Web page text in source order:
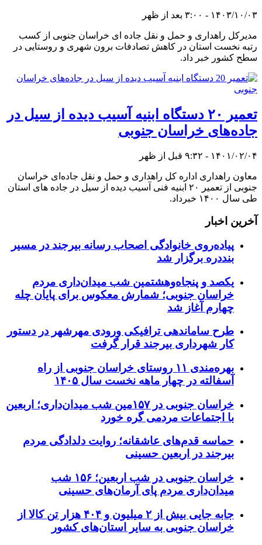
۱۴۰۳/۱۰/۰۳ - ۳:۰۰ بعد از ظهر
مدیرکل راهداری و حمل و نقل جاده ای خراسان جنوبی از کسب
رتبه نخست استان در کاهش تصادفات برون شهری و روستایی در
سطح کشور خبر داد.
تعمیر ۲۰ دستگاه ابنیه آسیب دیده از سیل در
جاده‌های خراسان جنوبی
۱۴۰۱/۰۲/۰۴ - ۹:۳۲ قبل از ظهر
معاون راهداری اداره کل راهداری و حمل و نقل جاده‌ای خراسان
جنوبی از تعمیر ۲۰ ابنیه فنی آسیب دیده از سیل در جاده های استان
طی سال ۱۴۰۰ خبرداد.
آخرین اخبار
پیاده‌روی خانوادگی اصحاب رسانه بیرجند در مسیر
بنددره برگزار شد
یکصد و پنجاه‌وهشتمین شب میدان‌داری مردم
خراسان جنوبی؛ شمارش معکوس برای پایان چله
چهارم آغاز شد
طرح ساماندهی ترافیکی ورودی مهرشهر در دستور
کار شهرداری بیرجند قرار گرفت
بهره‌مندی ۱۱ روستای خراسان جنوبی از راه
آسفالته در چهار ماهه نخست سال ۱۴۰۵
خراسان جنوبی در ۱۵۷مین شب میدان‌داری؛ اربعین
با اجتماعات مردمی گره خورد
حماسه قدم‌های عاشقانه؛ روایت دلدادگی مردم
بیرجند در اربعین حسینی
خراسان جنوبی در شب اربعین؛ ۱۵۶ شب
میدان‌داری مردم پای آرمان‌های حسینی
جابه جایی بیش از ۲ میلیون و ۴۰۴ هزار تن کالا از
خراسان جنوبی به سایر استان‌های کشور